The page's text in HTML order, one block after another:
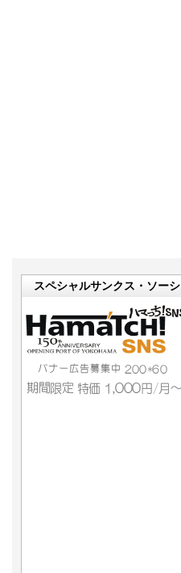
スペシャルサンクス・ソー